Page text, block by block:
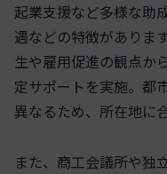
起業支援など多様な助
遇などの特徴がありま
生や雇用促進の観点か
定サポートを実施。都
異なるため、所在地に
また、商工会議所や独